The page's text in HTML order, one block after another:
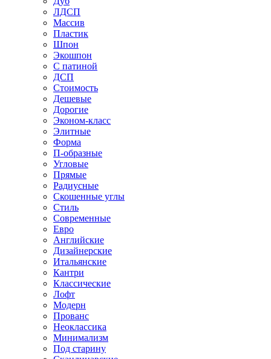
ЛДСП
Массив
Пластик
Шпон
Экошпон
С патиной
ДСП
Стоимость
Дешевые
Дорогие
Эконом-класс
Элитные
Форма
П-образные
Угловые
Прямые
Радиусные
Скошенные углы
Стиль
Современные
Евро
Английские
Дизайнерские
Итальянские
Кантри
Классические
Лофт
Модерн
Прованс
Неоклассика
Минимализм
Под старину